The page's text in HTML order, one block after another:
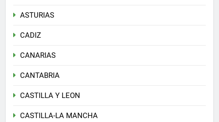
ASTURIAS
CADIZ
CANARIAS
CANTABRIA
CASTILLA Y LEON
CASTILLA-LA MANCHA